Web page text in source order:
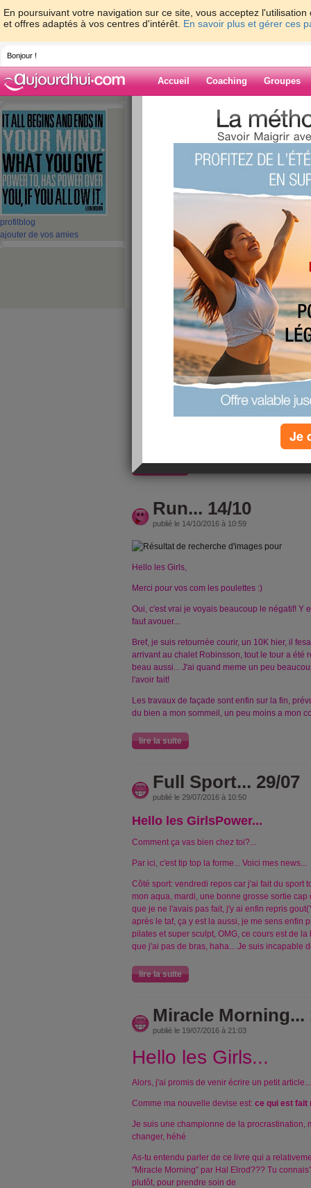
En poursuivant votre navigation sur ce site, vous acceptez
et offres adaptés à vos centres d'intérêt. En savoir plus et gérer ces
Bonjour !
Accueil Coaching Groupes
profil blog
ajouter de vos amies
>
Blog de vanile
21 - 30 31 - 40 41 - 50 51 -
‹ Préc. 1 2 3 4 5
Novembre 14/11
publié le 13/11/2016 à 12:26
Hello les Girls...
News Express, je dois aller travailler et j'ai pas
Le poids, c'est la cata, j'ai pris 2Kg de plus, ça
Alimentation, je me répare des salades pour
portion de quiche! Par contre, je n'arrive plus
prise de poids, haha... A rectifier d'urgence!!!
Sport, j'ai fais un peu moin de sport... ça
suis reprises en main, la ballance m'a vraiment
lire la suite
Run... 14/10
publié le 14/10/2016 à 10:59
Hello les Girls,
Merci pour vos com les poulettes :)
Oui, c'est vrai je voyais beaucoup le négatif! Y
faut avouer...
Bref, je suis retournée courir, un 10K hier, il
arrivant au chalet Robinsson, tout le tour a été
beau aussi... J'ai quand meme un peu
l'avoir fait!
Les travaux de façade sont enfin sur la fin,
du bien a mon sommeil, un peu moins a mon
lire la suite
Full Sport... 29/07
publié le 29/07/2016 à 10:50
Hello les GirlsPower...
Comment ça vas bien chez toi?...
Par ici, c'est tip top la forme... Voici mes news...
Côté sport: vendredi repos car j'ai fait du sport
mon aqua, mardi, une bonne grosse sortie
que je ne l'avais pas fait, j'y ai enfin repris
après le taf, ça y est la aussi, je me sens enfin
pilates et super sculpt, OMG, ce cours est de
que j'ai pas de bras, haha... Je suis incapable
lire la suite
Miracle Morning...
publié le 19/07/2016 à 21:03
Hello les Girls...
Alors, j'ai promis de venir écrire un petit article...
Comme ma nouvelle devise est: ce qui est fait
Je suis une championne de la procrastination,
changer, héhé
As-tu entendu parler de ce livre qui a
"Miracle Morning" par Hal Elrod??? Tu
plutôt, pour prendre soin de
Je